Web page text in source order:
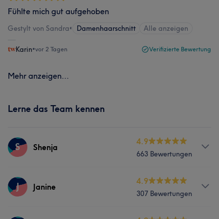
Fühlte mich gut aufgehoben
Gestylt von Sandra• Damenhaarschnitt Alle anzeigen
Karin•vor 2 Tagen Verifizierte Bewertung
Mehr anzeigen...
Lerne das Team kennen
S Shenja
4.9
663 Bewertungen
Services
J Janine
4.9
307 Bewertungen